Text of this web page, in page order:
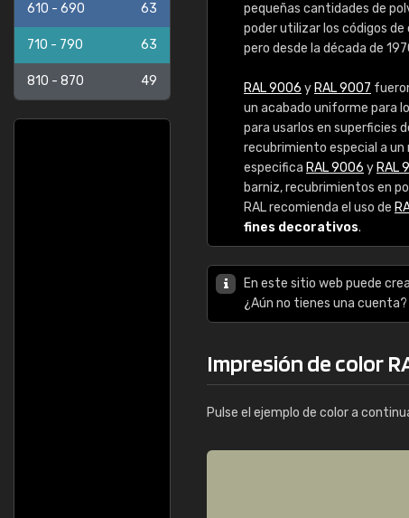
610 - 690 63
710 - 790 63
810 - 870 49
pequeñas cantidades de
poder utilizar los códigos
pero desde la década de
RAL 9006 y RAL 9007
un acabado uniforme para
para usarlos en superficies
recubrimiento especial a un
especifica RAL 9006 y RAL
barniz, recubrimientos en
RAL recomienda el uso de
fines decorativos.
En este sitio web puede
¿Aún no tienes una
Impresión de color
Pulse el ejemplo de color a